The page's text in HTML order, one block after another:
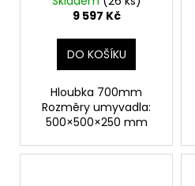
hloubka 70 cm
9 597 Kč
DO KOŠÍKU
Hloubka 700mm
Rozměry umyvadla:
500×500×250 mm